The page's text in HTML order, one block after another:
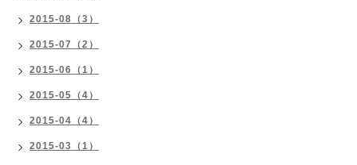
2015-08（3）
2015-07（2）
2015-06（1）
2015-05（4）
2015-04（4）
2015-03（1）